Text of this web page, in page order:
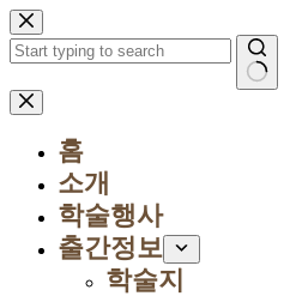
본
문
으
로
건
결
홈
소개
학술행사
출간정보
학술지